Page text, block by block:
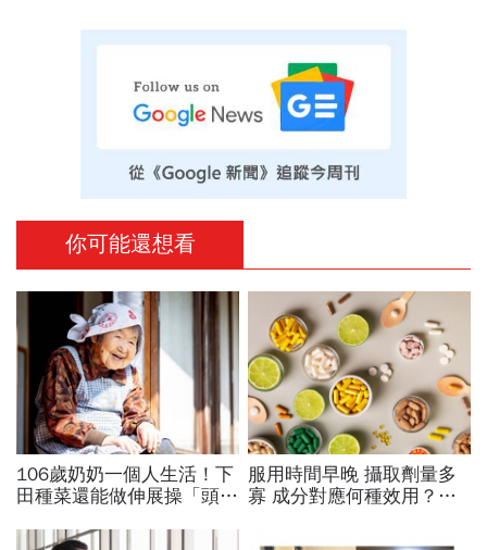
你可能還想看
106歲奶奶一個人生活！下
田種菜還能做伸展操「頭貼
訣：每天早餐都喝「這1碗
服用時間早晚 攝取劑量多
寡 成分對應何種效用？
吃才對